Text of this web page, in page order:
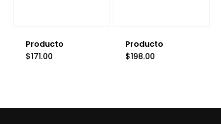
Producto
$171.00
Producto
$198.00